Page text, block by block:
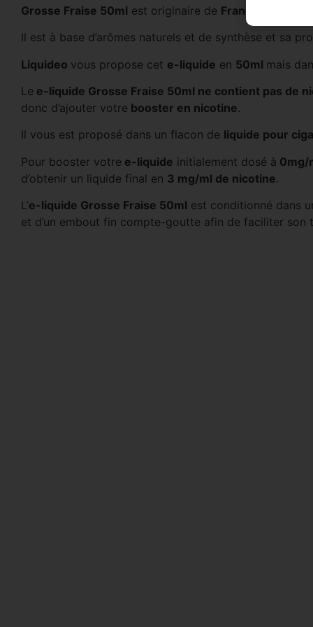
Grosse Fraise 50ml est originaire de France , avec
Il est à base d’arômes naturels et de synthèse et sa
Liquideo vous propose cet e-liquide en 50ml mais
Le e-liquide Grosse Fraise 50ml ne contient pas de
donc d’ajouter votre booster en nicotine.
Il vous est proposé dans un flacon de liquide pour
Pour booster votre e-liquide initialement dosé à 0mg/
d’obtenir un liquide final en 3 mg/ml de nicotine.
L’e-liquide Grosse Fraise 50ml est conditionné dans
et d’un embout fin compte-goutte afin de faciliter son